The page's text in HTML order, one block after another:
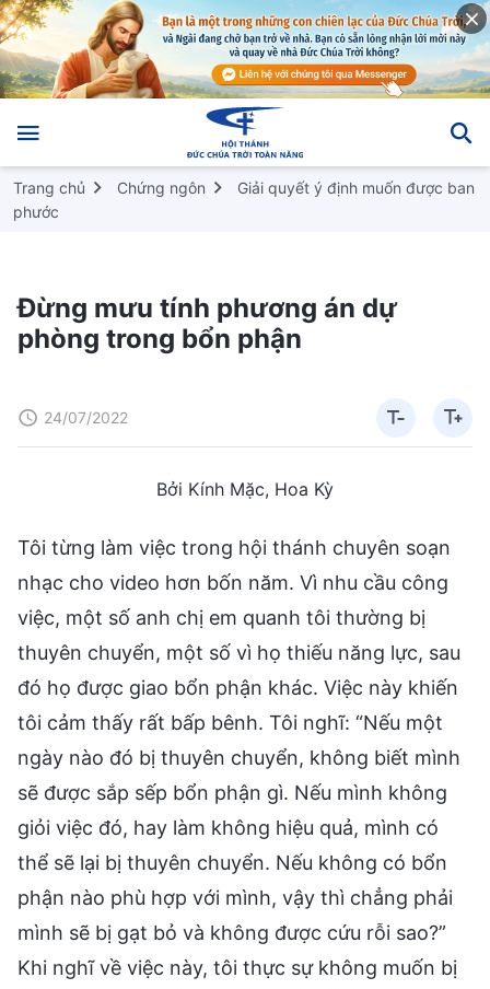
Trang chủ Chứng ngôn
Giải quyết ý định muốn được ban
phước
Đừng mưu tính phương án dự
phòng trong bổn phận
24/07/2022
Bởi Kính Mặc, Hoa Kỳ
Tôi từng làm việc trong hội thánh chuyên soạn
nhạc cho video hơn bốn năm. Vì nhu cầu công
việc, một số anh chị em quanh tôi thường bị
thuyên chuyển, một số vì họ thiếu năng lực, sau
đó họ được giao bổn phận khác. Việc này khiến
tôi cảm thấy rất bấp bênh. Tôi nghĩ: “Nếu một
ngày nào đó bị thuyên chuyển, không biết mình
sẽ được sắp sếp bổn phận gì. Nếu mình không
giỏi việc đó, hay làm không hiệu quả, mình có
thể sẽ lại bị thuyên chuyển. Nếu không có bổn
phận nào phù hợp với mình, vậy thì chẳng phải
mình sẽ bị gạt bỏ và không được cứu rỗi sao?”
Khi nghĩ về việc này, tôi thực sự không muốn bị